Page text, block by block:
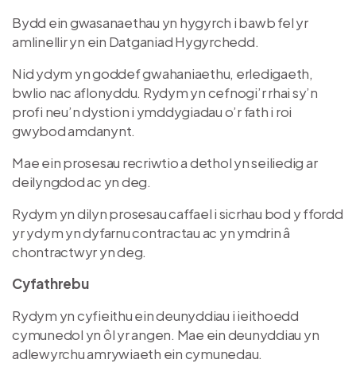
Bydd ein gwasanaethau yn hygyrch i bawb fel yr
amlinellir yn ein Datganiad Hygyrchedd.
Nid ydym yn goddef gwahaniaethu, erledigaeth,
bwlio nac aflonyddu. Rydym yn cefnogi’r rhai sy’n
profi neu’n dystion i ymddygiadau o’r fath i roi
gwybod amdanynt.
Mae ein prosesau recriwtio a dethol yn seiliedig ar
deilyngdod ac yn deg.
Rydym yn dilyn prosesau caffael i sicrhau bod y ffordd
yr ydym yn dyfarnu contractau ac yn ymdrin â
chontractwyr yn deg.
Cyfathrebu
Rydym yn cyfieithu ein deunyddiau i ieithoedd
cymunedol yn ôl yr angen. Mae ein deunyddiau yn
adlewyrchu amrywiaeth ein cymunedau.